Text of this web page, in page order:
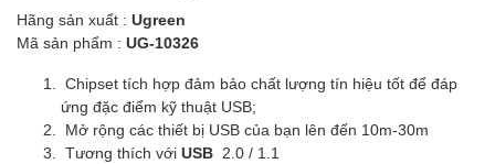
Hãng sản xuất : Ugreen
Mã sản phẩm : UG-10326
Chipset tích hợp đảm bảo chất lượng tín hiệu tốt để đáp
ứng đặc điểm kỹ thuật USB;
Mở rộng các thiết bị USB của bạn lên đến 10m-30m
Tương thích với USB 2.0 / 1.1